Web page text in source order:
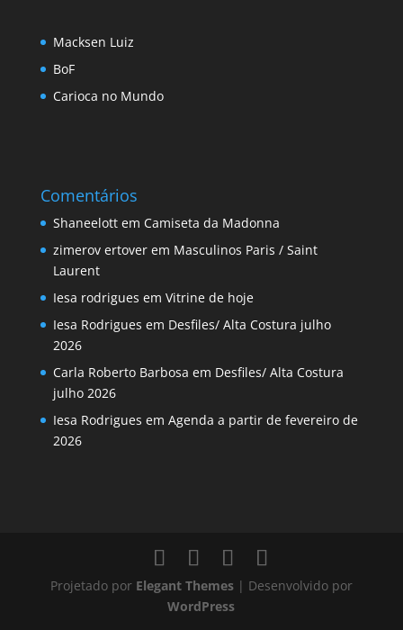
Macksen Luiz
BoF
Carioca no Mundo
Comentários
Shaneelottem Camiseta da Madonna
zimerov ertoverem Masculinos Paris / Saint
Laurent
Iesa rodrigues em Vitrine de hoje
Iesa Rodrigues em Desfiles/ Alta Costura julho
2026
Carla Roberto Barbosa em Desfiles/ Alta Costura
julho 2026
Iesa Rodrigues em Agenda a partir de fevereiro de
2026
Projetado por Elegant Themes| Desenvolvido por
WordPress